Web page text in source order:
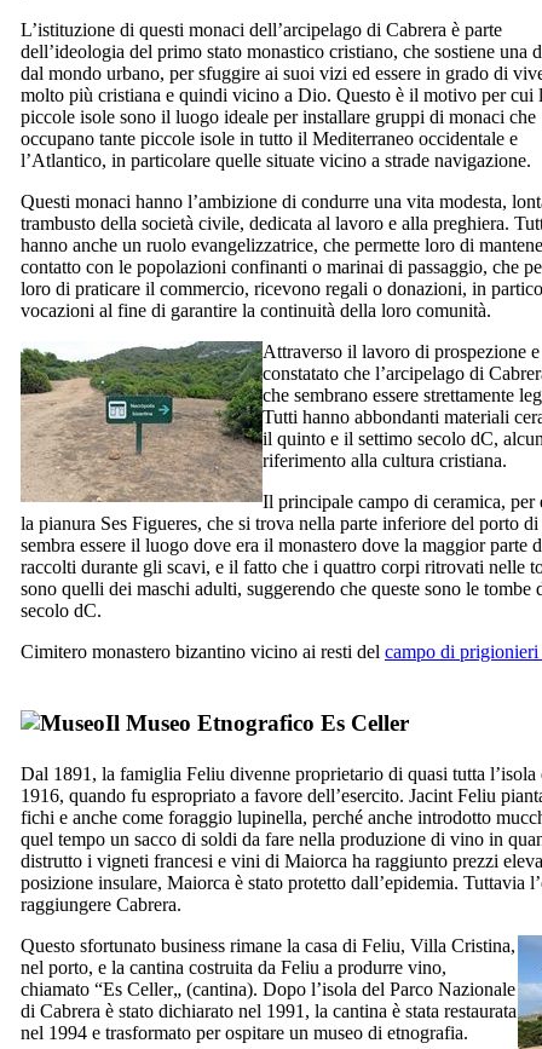
L’istituzione di questi monaci dell’arcipelago di Cabrera è parte
dell’ideologia del primo stato monastico cristiano, che sostiene una
dal mondo urbano, per sfuggire ai suoi vizi ed essere in grado di
molto più cristiana e quindi vicino a Dio. Questo è il motivo per cui
piccole isole sono il luogo ideale per installare gruppi di monaci che
occupano tante piccole isole in tutto il Mediterraneo occidentale e
l’Atlantico, in particolare quelle situate vicino a strade navigazione.
Questi monaci hanno l’ambizione di condurre una vita modesta,
trambusto della società civile, dedicata al lavoro e alla preghiera.
hanno anche un ruolo evangelizzatrice, che permette loro di
contatto con le popolazioni confinanti o marinai di passaggio, che
loro di praticare il commercio, ricevono regali o donazioni, in
vocazioni al fine di garantire la continuità della loro comunità.
Attraverso il lavoro di prospezione
constatato che l’arcipelago di
che sembrano essere strettamente
Tutti hanno abbondanti materiali
il quinto e il settimo secolo dC,
riferimento alla cultura cristiana.
Il principale campo di ceramica, per
la pianura Ses Figueres, che si trova nella parte inferiore del porto di
sembra essere il luogo dove era il monastero dove la maggior parte
raccolti durante gli scavi, e il fatto che i quattro corpi ritrovati nelle
sono quelli dei maschi adulti, suggerendo che queste sono le
secolo dC.
Cimitero monastero bizantino vicino ai resti del campo di prigionieri
Il Museo Etnografico Es Celler
Dal 1891, la famiglia Feliu divenne proprietario di quasi tutta
1916, quando fu espropriato a favore dell’esercito. Jacint Feliu
fichi e anche come foraggio lupinella, perché anche introdotto
quel tempo un sacco di soldi da fare nella produzione di vino in
distrutto i vigneti francesi e vini di Maiorca ha raggiunto prezzi
posizione insulare, Maiorca è stato protetto dall’epidemia. Tuttavia
raggiungere Cabrera.
Questo sfortunato business rimane la casa di Feliu, Villa Cristina,
nel porto, e la cantina costruita da Feliu a produrre vino,
chiamato “Es Celler„ (cantina). Dopo l’isola del Parco Nazionale
di Cabrera è stato dichiarato nel 1991, la cantina è stata restaurata
nel 1994 e trasformato per ospitare un museo di etnografia.